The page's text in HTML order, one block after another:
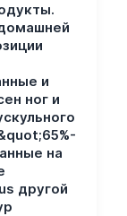
и
ног и
на
другой